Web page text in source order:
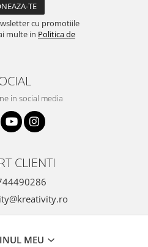
cu promotiile
multe in Politica de
in social media
CLIENTI
MEU